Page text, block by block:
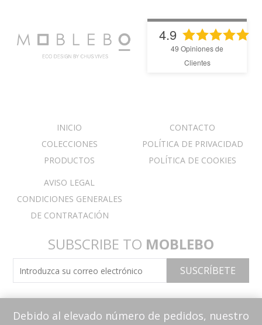
4.9
49 Opiniones de
Clientes
INICIO
COLECCIONES
PRODUCTOS
CONTACTO
POLÍTICA DE PRIVACIDAD
POLÍTICA DE COOKIES
AVISO LEGAL
CONDICIONES GENERALES
DE CONTRATACIÓN
SUBSCRIBE TO MOBLEBO
Debido al elevado número de pedidos, nuestro